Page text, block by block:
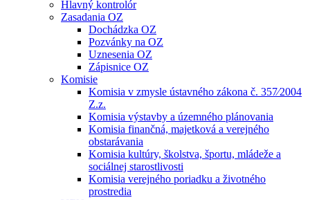
Hlavný kontrolór
Zasadania OZ
Dochádzka OZ
Pozvánky na OZ
Uznesenia OZ
Zápisnice OZ
Komisie
Komisia v zmysle ústavného zákona č. 357⁄2004
Z.z.
Komisia výstavby a územného plánovania
Komisia finančná, majetková a verejného
obstarávania
Komisia kultúry, školstva, športu, mládeže a
sociálnej starostlivosti
Komisia verejného poriadku a životného
prostredia